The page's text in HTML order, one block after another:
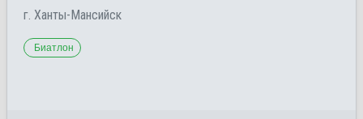
г. Ханты-Мансийск
Биатлон